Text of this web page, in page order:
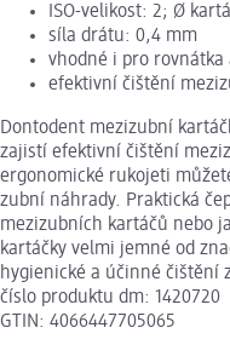
ISO-velikost: 2; Ø
síla drátu: 0,4 mm
vhodné i pro rovnátka
efektivní čištění
Dontodent mezizubní
zajistí efektivní čištění
ergonomické rukojeti
zubní náhrady. Praktická
mezizubních kartáčů nebo
kartáčky velmi jemné od
hygienické a účinné čištění
číslo produktu dm: 1420720
GTIN: 4066447705065